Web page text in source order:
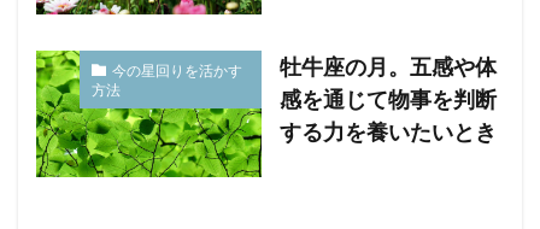
今の星回りを活かす
方法
牡牛座の月。五感や体
感を通じて物事を判断
する力を養いたいとき